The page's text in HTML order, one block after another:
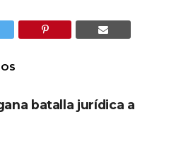
batalla jurídica a